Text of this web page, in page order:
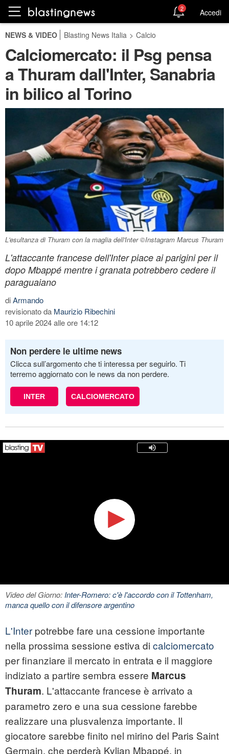
2 Accedi
NEWS & VIDEO Blasting News Italia > Calcio
Calciomercato: il Psg pensa
a Thuram dall'Inter, Sanabria
in bilico al Torino
L'esultanza di Thuram con la maglia dell'Inter ©Instagram Marcus Thuram
L'attaccante francese dell'Inter piace ai parigini per il
dopo Mbappé mentre i granata potrebbero cedere il
paraguaiano
diArmando
revisionato da Maurizio Ribechini
10 aprile 2024 alle ore 14:12
Non perdere le ultime news
Clicca sull’argomento che ti interessa per seguirlo. Ti
terremo aggiornato con le news da non perdere.
INTER CALCIOMERCATO
Video del Giorno:Inter-Romero: c'è l'accordo con il Tottenham,
manca quello con il difensore argentino
L'Inter potrebbe fare una cessione importante
nella prossima sessione estiva di calciomercato
per finanziare il mercato in entrata e il maggiore
indiziato a partire sembra essere Marcus
Thuram. L'attaccante francese è arrivato a
parametro zero e una sua cessione farebbe
realizzare una plusvalenza importante. Il
giocatore sarebbe finito nel mirino del Paris Saint
Germain, che perderà Kylian Mbappé, in